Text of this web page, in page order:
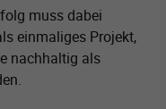
muss dabei
einmaliges Projekt,
nachhaltig als